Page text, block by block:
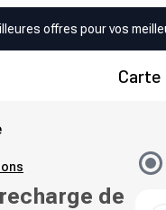
offres pour vos
Carte
de